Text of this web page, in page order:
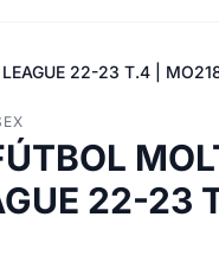
LEAGUE 22-23 T.4 |
22-23